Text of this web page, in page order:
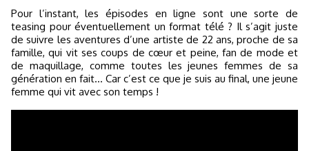
Pour l’instant, les épisodes en ligne sont une sorte de
teasing pour éventuellement un format télé ? Il s’agit juste
de suivre les aventures d’une artiste de 22 ans, proche de sa
famille, qui vit ses coups de cœur et peine, fan de mode et
de maquillage, comme toutes les jeunes femmes de sa
génération en fait… Car c’est ce que je suis au final, une jeune
femme qui vit avec son temps !